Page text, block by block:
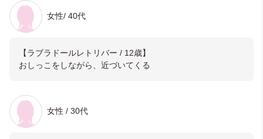
女性/ 40代
【ラブラドールレトリバー / 12歳】
おしっこをしながら、近づいてくる
女性 / 30代